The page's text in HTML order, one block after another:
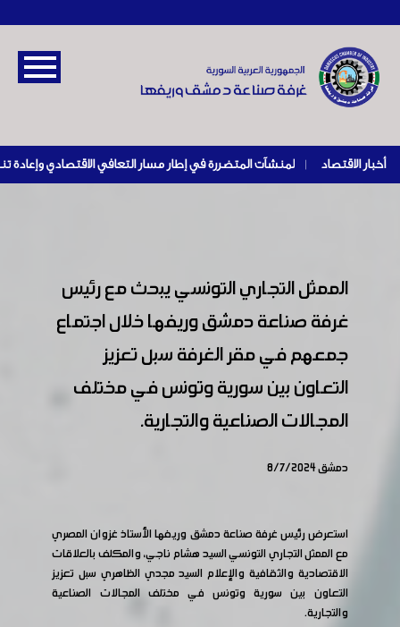
أخبار الاقتصاد |
الممثل التجاري التونسي يبحث مع رئيس
غرفة صناعة دمشق وريفها خلال اجتماع
جمعهم في مقر الغرفة سبل تعزيز
التعاون بين سورية وتونس في مختلف
المجالات الصناعية والتجارية.
دمشق 8/7/2024
استعرض رئيس غرفة صناعة دمشق وريفها الأستاذ غزوان المصري
مع الممثل التجاري التونسي السيد هشام ناجي، والمكلف بالعلاقات
الاقتصادية والثقافية والإعلام السيد مجدي الظاهري سبل تعزيز
التعاون بين سورية وتونس في مختلف المجالات الصناعية
والتجارية.